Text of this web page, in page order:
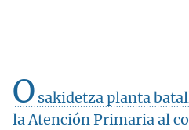
O sakidetza planta
la Atención Primaria al